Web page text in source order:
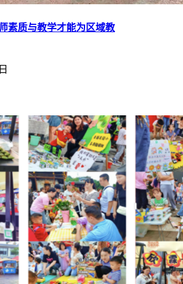
素质与教学才能为区域教